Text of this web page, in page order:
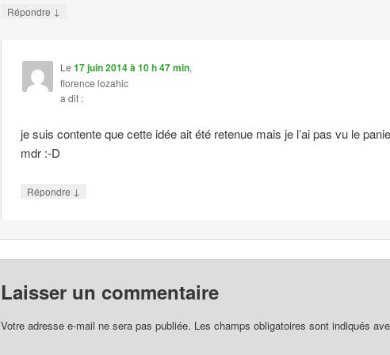
Répondre ↓
Le17 juin 2014 à 10 h 47 min,
florence lozahic
a dit :
je suis contente que cette idée ait été retenue mais je l’ai pas vu le
mdr :-D
Répondre ↓
Laisser un commentaire
Votre adresse e-mail ne sera pas publiée. Les champs obligatoires sont indiqués